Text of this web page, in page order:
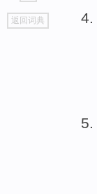
go
top
返回词典